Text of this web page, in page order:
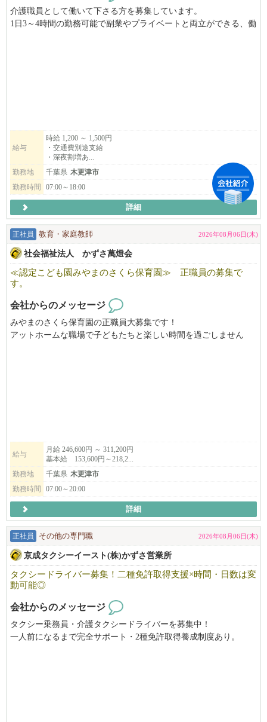
介護職員として働いて下さる方を募集しています。
1日3～4時間の勤務可能で副業やプライベートと両立ができる、働
給与
時給 1,200 ～ 1,500円
・交通費別途支給
・深夜割増あ...
勤務地
千葉県 木更津市
勤務時間
07:00～18:00
詳細
正社員 教育・家庭教師 2026年08月06日(木)
社会福祉法人 かずさ萬燈会
≪認定こども園みやまのさくら保育園≫ 正職員の募集で
す。
会社からのメッセージ
みやまのさくら保育園の正職員大募集です！
アットホームな職場で子どもたちと楽しい時間を過ごしません
給与
月給 246,600円 ～ 311,200円
基本給 153,600円～218,2...
勤務地
千葉県 木更津市
勤務時間
07:00～20:00
詳細
正社員 その他の専門職 2026年08月06日(木)
京成タクシーイースト(株)かずさ営業所
タクシードライバー募集！二種免許取得支援×時間・日数は変
動可能◎
会社からのメッセージ
タクシー乗務員・介護タクシードライバーを募集中！
一人前になるまで完全サポート・2種免許取得養成制度あり。